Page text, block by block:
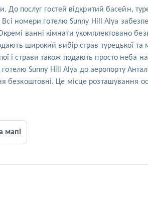
послуг гостей відкритий басейн,
номери готелю Sunny Hill Alya
ванні кімнати укомплектовано
широкий вибір страв турецької та
страви також подають просто неба
Sunny Hill Alya до аеропорту
безкоштовні. Це місце розташування
мапі